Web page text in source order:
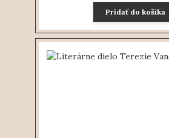
Pridať do košíka